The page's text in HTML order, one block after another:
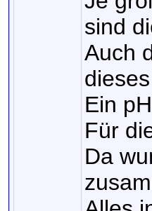
sind
Auch
Ein
Für
Da